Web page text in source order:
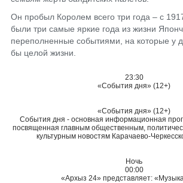
Он пробыл Королем всего три года – с
были три самые яркие года из жизни
переполненные событиями, на которые у
бы целой жизни.
23:30
«События дня» (12+)
«События дня» (12+)
События дня - основная информационная
посвященная главным общественным,
культурным новостям Карачаево-
Ночь
00:00
«Архыз 24» представляет: